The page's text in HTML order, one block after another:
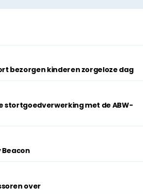
bezorgen kinderen zorgeloze dag
stortgoedverwerking met de ABW-
Beacon
over